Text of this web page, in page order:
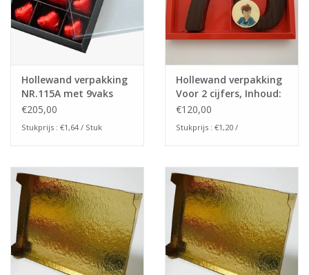
Hollewand verpakking
NR.115A met 9vaks
interieur (125stuks)
€205,00
Stukprijs : €1,64 / Stuk
Hollewand verpakking
Voor 2 cijfers, Inhoud:
175x240x24mm
€120,00
Stukprijs : €1,20 /